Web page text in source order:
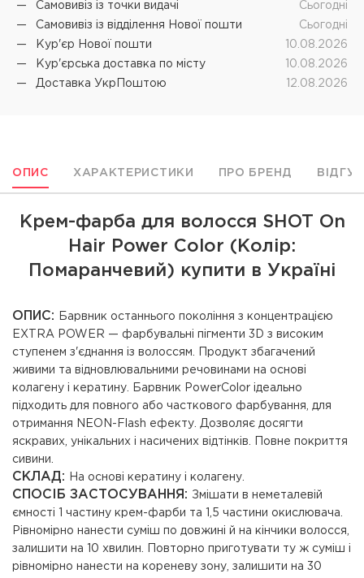
Самовивіз iз точки видачі
Cьогодні
Самовивіз iз відділення Нової пошти
Cьогодні
Кур'єр Нової пошти
10.08.2026
Кур'єрська доставка по місту
10.08.2026
Доставка УкрПоштою
12.08.2026
ОПИС ХАРАКТЕРИСТИКИ ПРО БРЕНД
Крем-фарба для волосся SHOT On
Hair Power Color (Колір:
Помаранчевий) купити в Україні
ОПИС:
Барвник останнього покоління з концентрацією
EXTRA POWER — фарбувальні пігменти 3D з високим
ступенем з'єднання із волоссям. Продукт збагачений
живими та відновлювальними речовинами на основі
колагену і кератину. Барвник PowerColor ідеально
підходить для повного або часткового фарбування, для
отримання NEON-Flash ефекту. Дозволяє досягти
яскравих, унікальних і насичених відтінків. Повне покриття
сивини.
СКЛАД: На основі кератину і колагену.
СПОСІБ ЗАСТОСУВАННЯ: Змішати в неметалевій
ємності 1 частину крем-фарби та 1,5 частини окислювача.
Рівномірно нанести суміш по довжині й на кінчики волосся,
залишити на 10 хвилин. Повторно приготувати ту ж суміш і
рівномірно нанести на кореневу зону, залишити на 30